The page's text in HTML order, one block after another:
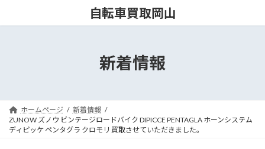
ッ
移
自転車買取岡山
新着情報
ホームページ
新着情報
ZUNOW ズノウ ビンテージロードバイク DIPICCE PENTAGLA ホーンシステム
ディピッケ ペンタグラ クロモリ 買取させていただきました。